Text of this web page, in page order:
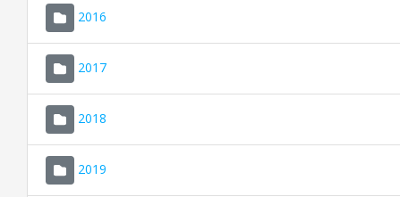
2016
2017
2018
2019